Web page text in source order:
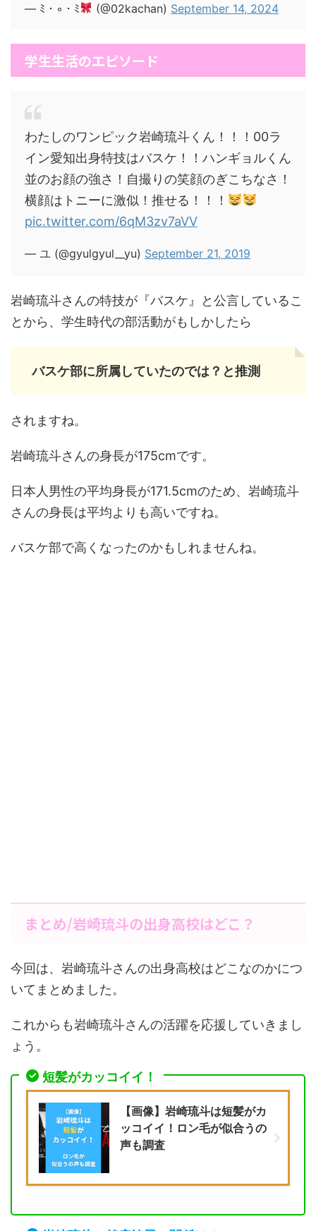
— ﾐ・◦・ﾐ (@02kachan) September 14, 2024
学生生活のエピソード
わたしのワンピック岩崎琉斗くん！！！00ラ
イン愛知出身特技はバスケ！！ハンギョルくん
並のお顔の強さ！自撮りの笑顔のぎこちなさ！
横顔はトニーに激似！推せる！！！
pic.twitter.com/6qM3zv7aVV
— ユ (@gyulgyul__yu) September 21, 2019
岩崎琉斗さんの特技が『バスケ』と公言しているこ
とから、学生時代の部活動がもしかしたら
バスケ部に所属していたのでは？と推測
されますね。
岩崎琉斗さんの身長が175cmです。
日本人男性の平均身長が171.5cmのため、岩崎琉斗
さんの身長は平均よりも高いですね。
バスケ部で高くなったのかもしれませんね。
まとめ/岩崎琉斗の出身高校はどこ？
今回は、岩崎琉斗さんの出身高校はどこなのかにつ
いてまとめました。
これからも岩崎琉斗さんの活躍を応援していきまし
ょう。
短髪がカッコイイ！
【画像】岩崎琉斗は短髪がカ
ッコイイ！ロン毛が似合うの
声も調査